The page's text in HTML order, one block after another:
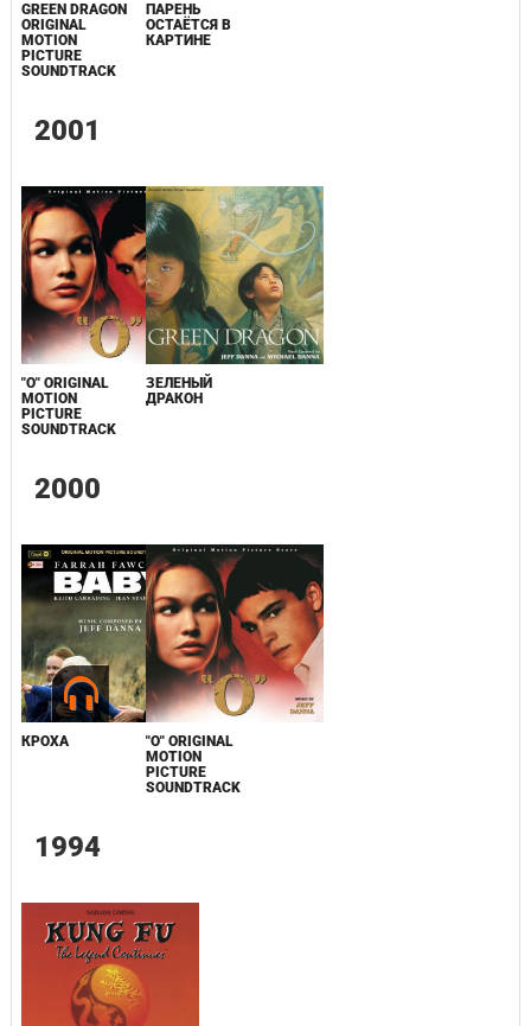
GREEN DRAGON
ORIGINAL
MOTION
PICTURE
SOUNDTRACK
ПАРЕНЬ
ОСТАЁТСЯ В
КАРТИНЕ
2001
"O" ORIGINAL
MOTION
PICTURE
SOUNDTRACK
ЗЕЛЕНЫЙ
ДРАКОН
2000
КРОХА
"O" ORIGINAL
MOTION
PICTURE
SOUNDTRACK
1994